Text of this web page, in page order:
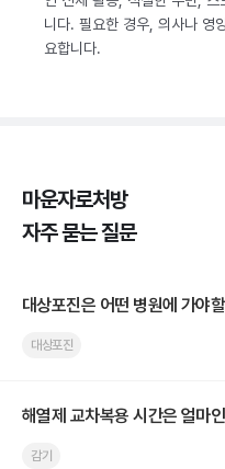
니다. 필요한 경우, 의사나 영
요합니다.
마운자로처방
자주 묻는 질문
대상포진은 어떤 병원에 가야
대상포진
해열제 교차복용 시간은 얼마
감기